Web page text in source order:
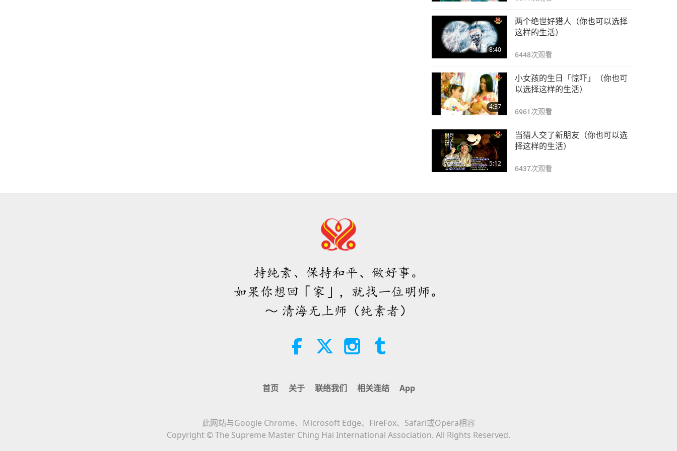
8:40
两个绝世好猎人（你也可以选择
这样的生活）
6448次观看
4:37
小女孩的生日「惊吓」（你也可
以选择这样的生活）
6961 次观看
5:12
当猎人交了新朋友（你也可以选
择这样的生活）
6437次观看
持纯素、保持和平、做好事。
如果你想回「家」，就找一位明师。
～ 清海无上师（纯素者）
首页 关于 联络我们 相关连结 App
此网站与Google Chrome、Microsoft Edge、FireFox、Safari或Opera相容
Copyright © The Supreme Master Ching Hai International Association. All Rights Reserved.